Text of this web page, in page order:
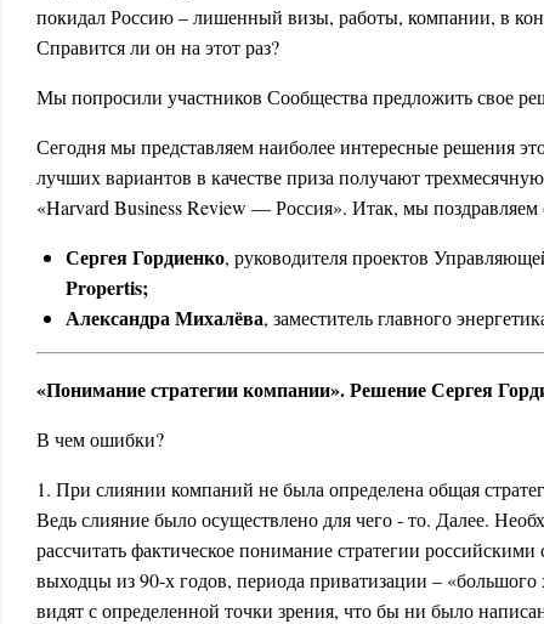
покидал Россию – лишенный визы, работы, компании, в
Справится ли он на этот раз?
Мы попросили участников Сообщества предложить свое
Сегодня мы представляем наиболее интересные решения
лучших вариантов в качестве приза получают
«Harvard Business Review — Россия». Итак, мы поздравляем
Сергея Гордиенко, руководителя проектов
Propertis;
Александра Михалёва, заместитель главного
«Понимание стратегии компании». Решение Сергея
В чем ошибки?
1. При слиянии компаний не была определена общая
Ведь слияние было осуществлено для чего - то. Далее.
рассчитать фактическое понимание стратегии
выходцы из 90-х годов, периода приватизации –
видят с определенной точки зрения, что бы ни было